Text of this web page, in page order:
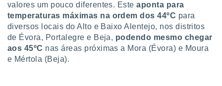
através
valores um pouco diferentes. Esteaponta para
temperaturas máximas na ordem dos 44ºC para
diversos locais do Alto e Baixo Alentejo, nos distritos
de Évora, Portalegre e Beja, podendo mesmo chegar
aos 45ºC nas áreas próximas a Mora (Évora) e Moura
e Mértola (Beja).